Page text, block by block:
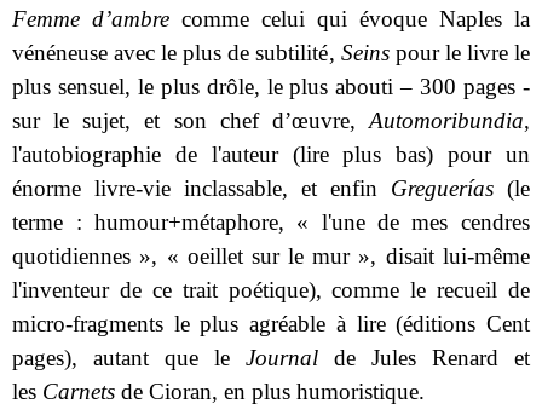
Femme d’ambrecomme celui qui évoque Naples la
vénéneuse avec le plus de subtilité, Seins pour le livre le
plus sensuel, le plus drôle, le plus abouti – 300 pages -
sur le sujet, et son chef d’œuvre,Automoribundia,
l'autobiographie de l'auteur (lire plus bas) pour un
énorme livre-vie inclassable, et enfin Greguerías (le
terme : humour+métaphore, « l'une de mes cendres
quotidiennes », « oeillet sur le mur », disait lui-même
l'inventeur de ce trait poétique), comme le recueil de
micro-fragments le plus agréable à lire (éditions Cent
pages), autant que le Journal de Jules Renard et
les Carnetsde Cioran, en plus humoristique.